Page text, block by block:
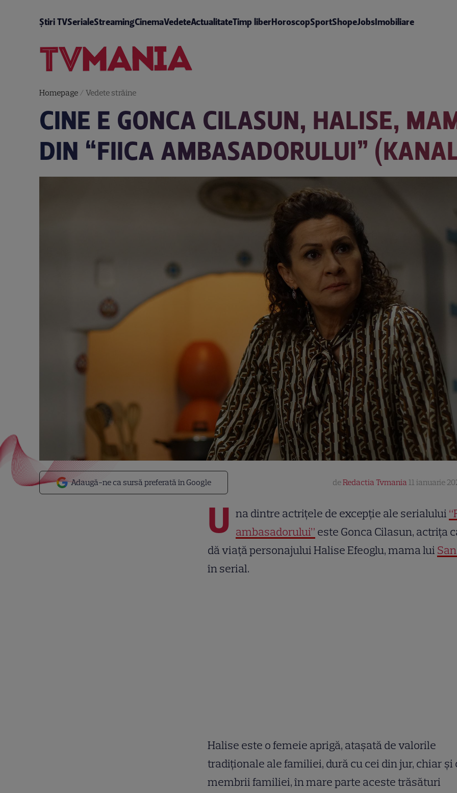
Știri TVSerialeStreamingCinemaVedeteActualitateTimp liberHoroscopSportShopeJobsImobiliare
Homepage/ Vedete străine
CINE E GONCA CILASUN, HALISE,
DIN “FIICA AMBASADORULUI”
Adaugă-ne ca sursă preferată în Google deRedactia Tvmania 11 ianuarie
U na dintre actrițele de excepție ale serialului
ambasadorului” este Gonca Cilasun, actrița
dă viață personajului Halise Efeoglu, mama lui
în serial.
Halise este o femeie aprigă, atașată de valorile
tradiționale ale familiei, dură cu cei din jur, chiar și
membrii familiei, în mare parte aceste trăsături